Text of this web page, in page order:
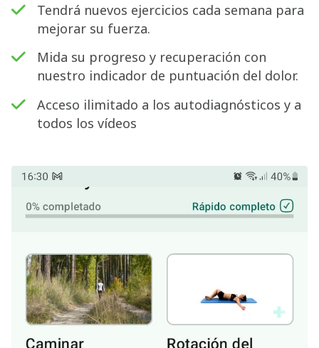
Buscar
Tendrá nuevos ejercicios cada semana para
mejorar su fuerza.
Mida su progreso y recuperación con
nuestro indicador de puntuación del dolor.
Acceso ilimitado a los autodiagnósticos y a
todos los vídeos